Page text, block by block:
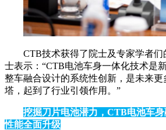
CTB技术获得了院士及专家学者
士表示：“CTB电池车身一体化技术是
整车融合设计的系统性创新，是未来
塔，起到了行业引领作用。”
挖掘刀片电池潜力，CTB电池车
性能全面升级